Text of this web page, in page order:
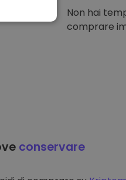
Non hai
comprare
conservare